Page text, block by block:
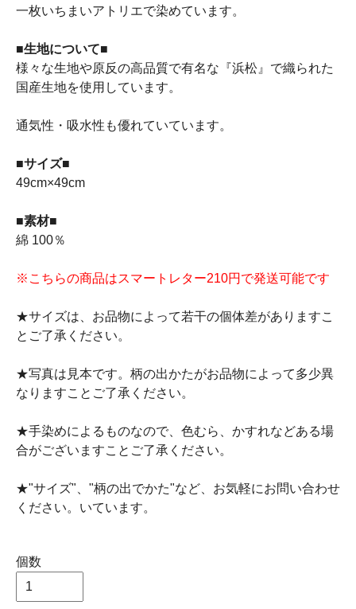
一枚いちまいアトリエで染めています。
■生地について■
様々な生地や原反の高品質で有名な『浜松』で織られた
国産生地を使用しています。
通気性・吸水性も優れていています。
■サイズ■
49cm×49cm
■素材■
綿 100％
※こちらの商品はスマートレター210円で発送可能です
★サイズは、お品物によって若干の個体差がありますこ
とご了承ください。
★写真は見本です。柄の出かたがお品物によって多少異
なりますことご了承ください。
★手染めによるものなので、色むら、かすれなどある場
合がございますことご了承ください。
★"サイズ"、"柄の出でかた"など、お気軽にお問い合わせ
ください。いています。
個数